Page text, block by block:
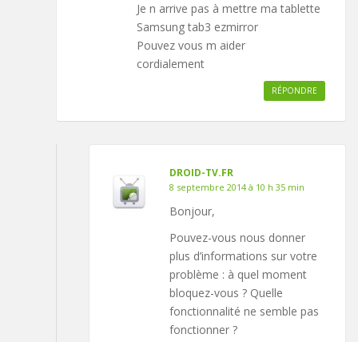
Je n arrive pas à mettre ma tablette
Samsung tab3 ezmirror
Pouvez vous m aider
cordialement
RÉPONDRE
DROID-TV.FR
8 septembre 2014 à 10 h 35 min
Bonjour,
Pouvez-vous nous donner
plus d’informations sur votre
problème : à quel moment
bloquez-vous ? Quelle
fonctionnalité ne semble pas
fonctionner ?